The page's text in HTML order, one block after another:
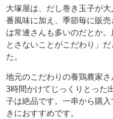
大塚屋は、だし巻き玉子が
番風味に加え、季節毎に販
は常連さんも多いのだとか
とさないことがこだわり」
た。
地元のこだわりの養鶏農家さ
3時間かけてじっくりとった
子は絶品です。一串から購
きにおすすめです。